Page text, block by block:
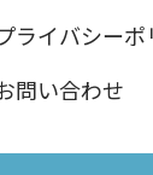
ライバシーポ
問い合わせ